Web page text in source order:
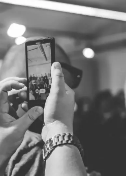
Écoresponsabilité
Fournisseurs